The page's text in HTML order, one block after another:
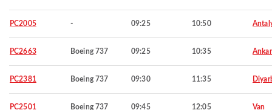
PC2005 - 09:25 10:50
PC2663 Boeing 737 09:25 10:35
PC2381 Boeing 737 09:30 11:35
PC2501 Boeing 737 09:45 12:05 Van